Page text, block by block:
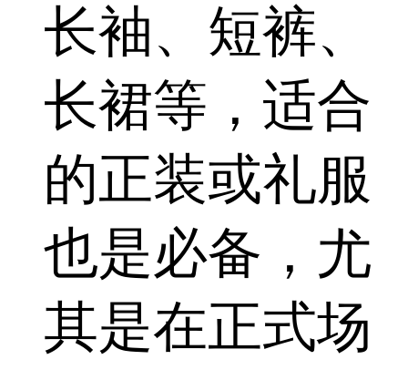
长袖、短裤、
长裙等，适合
的正装或礼服
也是必备，尤
其是在正式场